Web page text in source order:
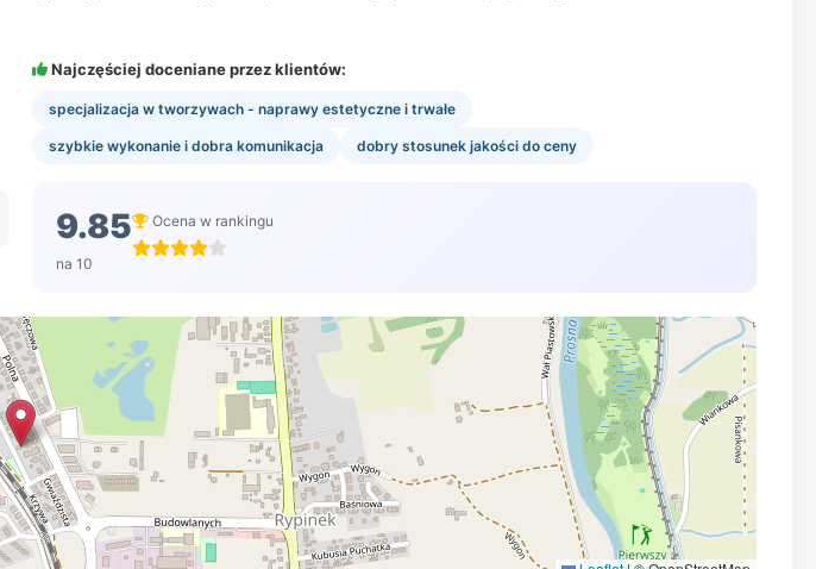
Najczęściej doceniane przez klientów:
specjalizacja w tworzywach - naprawy estetyczne i trwałe
szybkie wykonanie i dobra komunikacja dobry stosunek jakości do ceny
9.85
na 10
Ocena w rankingu